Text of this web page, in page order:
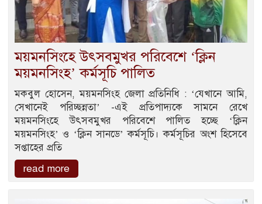
ময়মনসিংহে উৎসবমুখর পরিবেশে ‘ক্লিন
ময়মনসিংহ’ কর্মসূচি পালিত
মকবুল হোসেন, ময়মনসিংহ জেলা প্রতিনিধি : ‘যেখানে আমি,
সেখানেই পরিচ্ছন্নতা’ -এই প্রতিপাদ্যকে সামনে রেখে
ময়মনসিংহে উৎসবমুখর পরিবেশে পালিত হচ্ছে ‘ক্লিন
ময়মনসিংহ’ ও ‘ক্লিন সানডে’ কর্মসূচি। কর্মসূচির অংশ হিসেবে
সপ্তাহের প্রতি
read more